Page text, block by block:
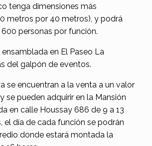
tenga dimensiones más
metros por 40 metros), y podrá
personas por función.
en El Paseo La
del galpón de eventos.
se encuentran a la venta a un valor
se pueden adquirir en la Mansión
en calle Houssay 686 de 9 a 13
el día de cada función se podrán
donde estará montada la